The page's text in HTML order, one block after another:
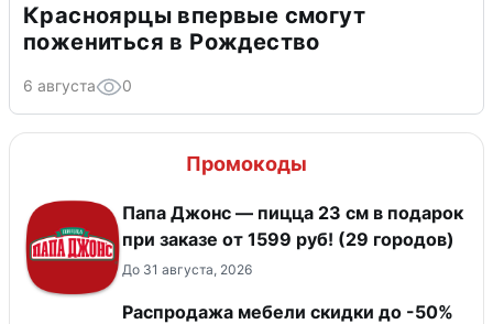
Красноярцы впервые смогут
пожениться в Рождество
6 августа 0
Промокоды
Папа Джонс — пицца 23 см в подарок
при заказе от 1599 руб! (29 городов)
До 31 августа, 2026
Распродажа мебели скидки до -50%